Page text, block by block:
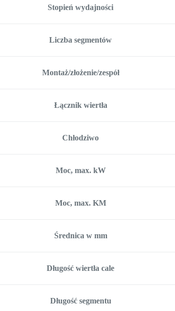
Stopień wydajności
Liczba segmentów
Montaż/złożenie/zespół
Łącznik wiertła
Chłodziwo
Moc, max. kW
Moc, max. KM
Średnica w mm
Długość wiertła cale
Długość segmentu